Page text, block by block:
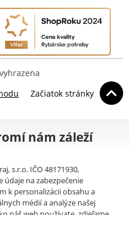
Začiatok stránky
nám záleží
s.r.o. IČO 48171930,
údaje na zabezpečenie
k personalizácii obsahu a
médií a analýze našej
náš web používate, zdieľame